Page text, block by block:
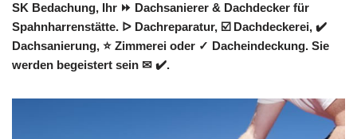
SK Bedachung, Ihr ⏩ Dachsanierer & Dachdecker für
Spahnharrenstätte. ᐅ Dachreparatur, ☑️ Dachdeckerei, ✔️
Dachsanierung, ⭐ Zimmerei oder ✓ Dacheindeckung. Sie
werden begeistert sein ✉ ✔️.